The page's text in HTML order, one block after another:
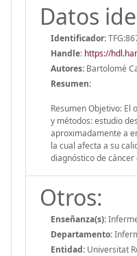
Datos
Identificador:
Handle: https://
Autores: Bartolomé
Resumen:
Resumen Objetivo:
y métodos: estudio
aproximadamente a
la cual afecta a su
diagnóstico de
Otros:
Enseñanza(s):
Departamento:
Entidad: Universitat